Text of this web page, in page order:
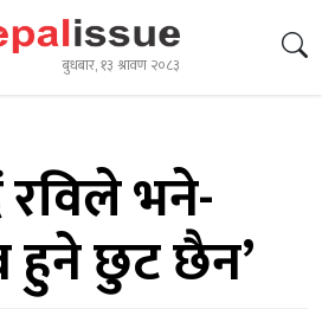
बुधबार, १३ श्रावण २०८३
भने-
हुने छुट छैन’